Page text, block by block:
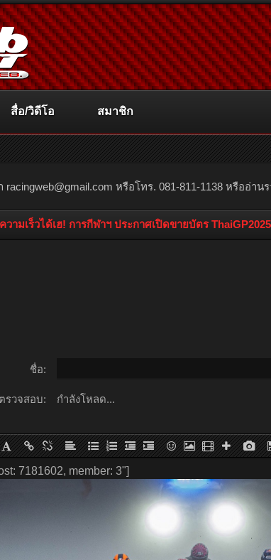
racingweb@gmail.com หรือโทร. 081-811-1138 หรืออ่าน
ามเร็วได้เฮ! การกีฬาฯ ประกาศเปิดขายบัตร
ชื่อ:
รวจสอบ: กำลังโหลด...
สื่อ/วิดีโอ สมาชิก